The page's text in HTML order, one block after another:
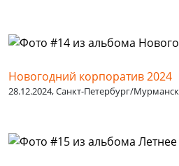
Новогодний корпоратив 2024
28.12.2024, Санкт-Петербург/Мурманск